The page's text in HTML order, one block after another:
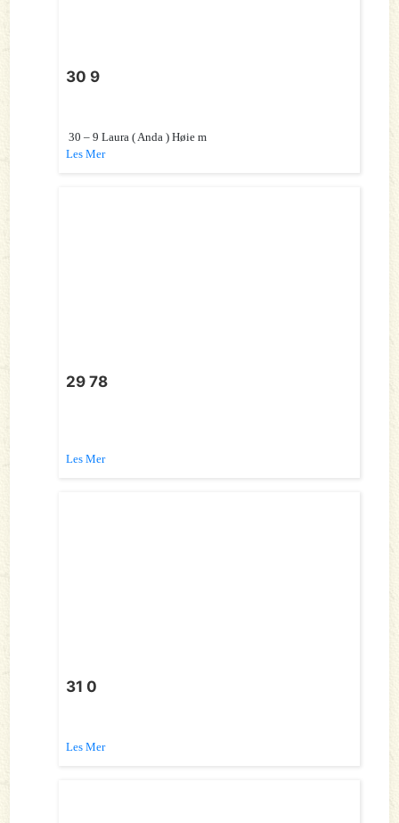
30 9
30 – 9 Laura ( Anda ) Høie m
Les Mer
29 78
Les Mer
31 0
Les Mer